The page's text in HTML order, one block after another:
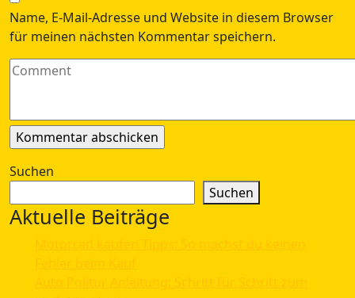
Name, E-Mail-Adresse und Website in diesem Browser
für meinen nächsten Kommentar speichern.
Suchen
Suchen
Aktuelle Beiträge